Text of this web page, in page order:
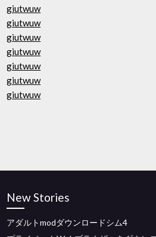
giutwuw
giutwuw
giutwuw
giutwuw
giutwuw
giutwuw
giutwuw
New Stories
アダルトmodダウンロードシム4